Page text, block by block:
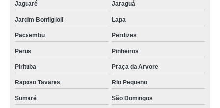
Jaguaré Jaraguá
Jardim Bonfiglioli Lapa
Pacaembu Perdizes
Perus Pinheiros
Pirituba Praça da Arvore
Raposo Tavares Rio Pequeno
Sumaré São Domingos